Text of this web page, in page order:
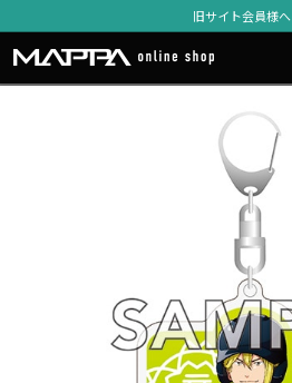
旧サイト会員様へ